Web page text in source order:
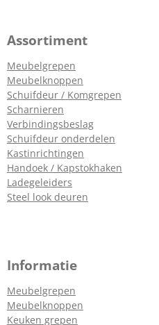
Assortiment
Meubelgrepen
Meubelknoppen
Schuifdeur / Komgrepen
Scharnieren
Verbindingsbeslag
Schuifdeur onderdelen
Kastinrichtingen
Handoek / Kapstokhaken
Ladegeleiders
Steel look deuren
Informatie
Meubelgrepen
Meubelknoppen
Keuken grepen